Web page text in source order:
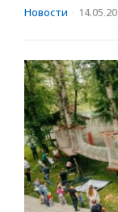
Новости ·